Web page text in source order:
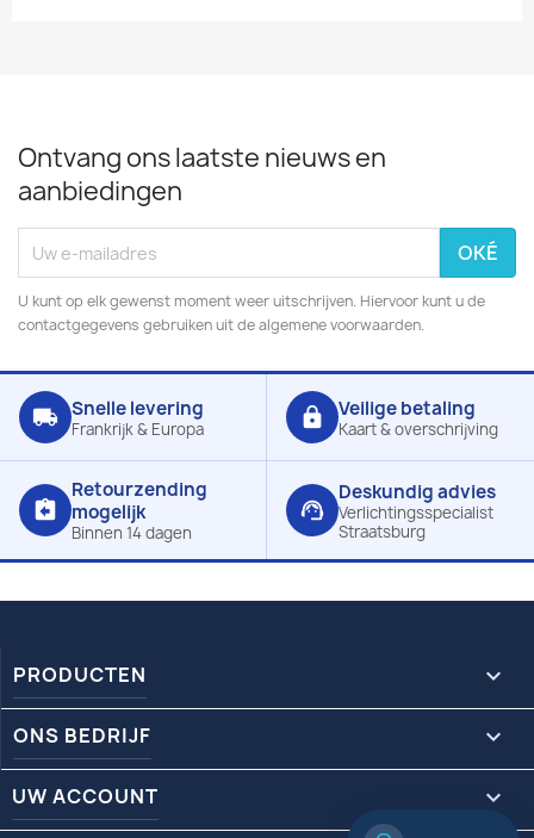
Ontvang ons laatste nieuws en
aanbiedingen
U kunt op elk gewenst moment weer uitschrijven. Hiervoor kunt u de
contactgegevens gebruiken uit de algemene voorwaarden.
local_shipping Snelle levering
Frankrijk & Europa lock Veilige betaling
Kaart & overschrijving
assignment_return
Retourzending
mogelijk
Binnen 14 dagen
support_agent
Deskundig advies
Verlichtingsspecialist
Straatsburg
PRODUCTEN 
ONS BEDRIJF 
UW ACCOUNT 